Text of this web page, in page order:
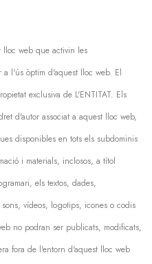
lloc web que activin les
l'ús òptim d'aquest lloc web. El
exclusiva de L'ENTITAT. Els
d'autor associat a aquest lloc web,
disponibles en tots els subdominis
i materials, inclosos, a títol
els textos, dades,
vídeos, logotips, icones o codis
no podran ser publicats, modificats,
fora de l'entorn d'aquest lloc web